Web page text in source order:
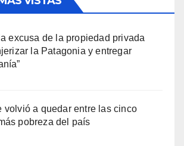
excusa de la propiedad privada
la Patagonia y entregar
volvió a quedar entre las cinco
pobreza del país